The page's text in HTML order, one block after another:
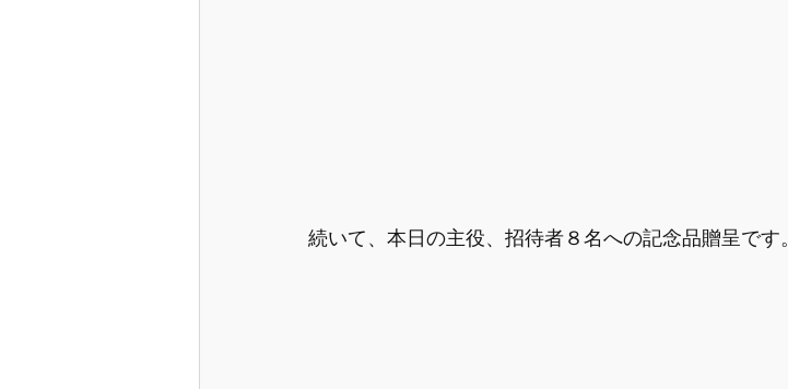
続いて、本日の主役、招待者８名への記念品贈呈です。